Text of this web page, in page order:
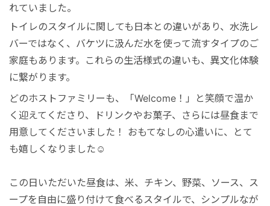
れていました。
トイレのスタイルに関しても日本との違いがあり、水洗レ
バーではなく、バケツに汲んだ水を使って流すタイプのご
家庭もあります。これらの生活様式の違いも、異文化体験
に繋がります。
どのホストファミリーも、「Welcome！」と笑顔で温か
く迎えてくださり、ドリンクやお菓子、さらには昼食まで
用意してくださいました！ おもてなしの心遣いに、とて
も嬉しくなりました☺️
この日いただいた昼食は、米、チキン、野菜、ソース、ス
ープを自由に盛り付けて食べるスタイルで、シンプルなが